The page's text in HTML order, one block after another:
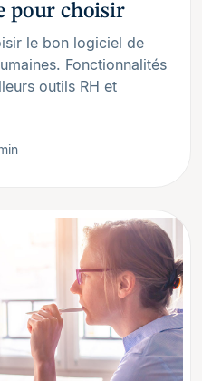
pour choisir
le bon logiciel de
Fonctionnalités
outils RH et